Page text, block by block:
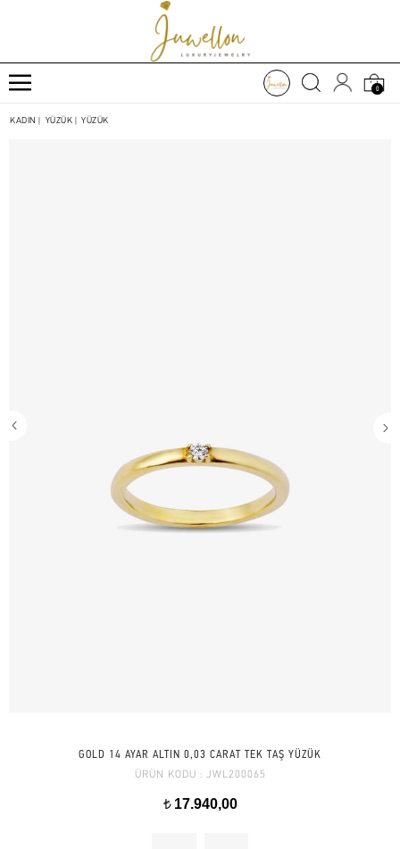
0
KADIN YÜZÜK YÜZÜK
GOLD 14 AYAR ALTIN 0,03 CARAT TEK TAŞ YÜZÜK
ÜRÜN KODU : JWL200065
t17.940,00